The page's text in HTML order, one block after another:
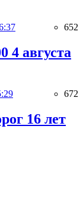
652
4 августа
672
16 лет